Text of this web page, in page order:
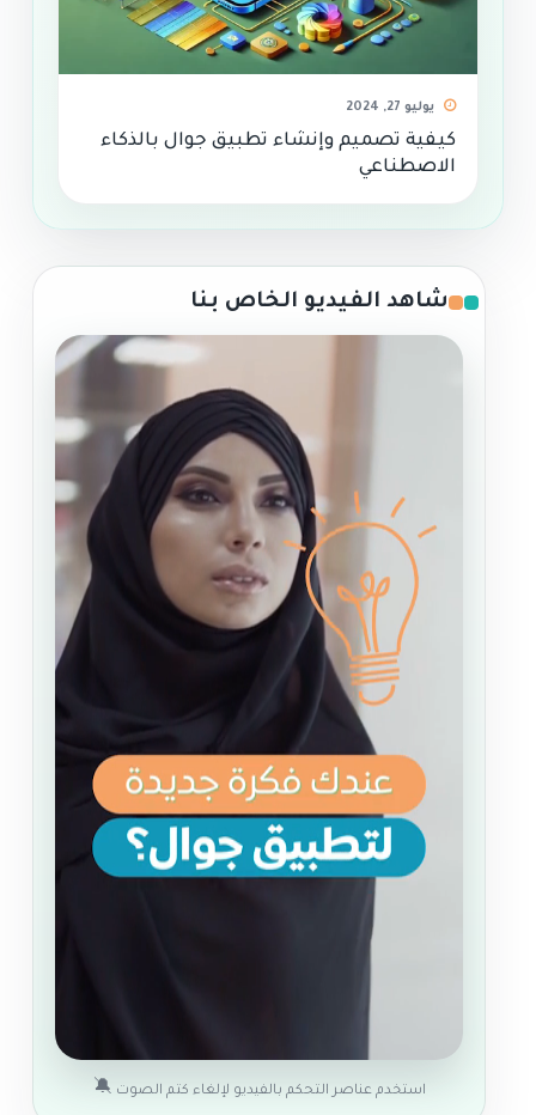
يوليو 27, 2024
كيفية تصميم وإنشاء تطبيق جوال بالذكاء
الاصطناعي
شاهد الفيديو الخاص بنا
استخدم عناصر التحكم بالفيديو لإلغاء كتم الصوت 🔕